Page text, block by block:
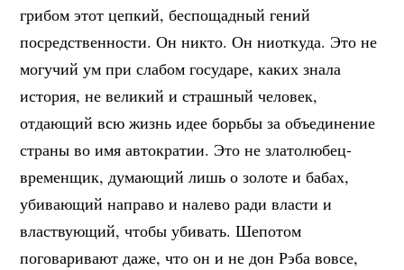
грибом этот цепкий, беспощадный гений
посредственности. Он никто. Он ниоткуда. Это не
могучий ум при слабом государе, каких знала
история, не великий и страшный человек,
отдающий всю жизнь идее борьбы за объединение
страны во имя автократии. Это не златолюбец-
временщик, думающий лишь о золоте и бабах,
убивающий направо и налево ради власти и
властвующий, чтобы убивать. Шепотом
поговаривают даже, что он и не дон Рэба вовсе,